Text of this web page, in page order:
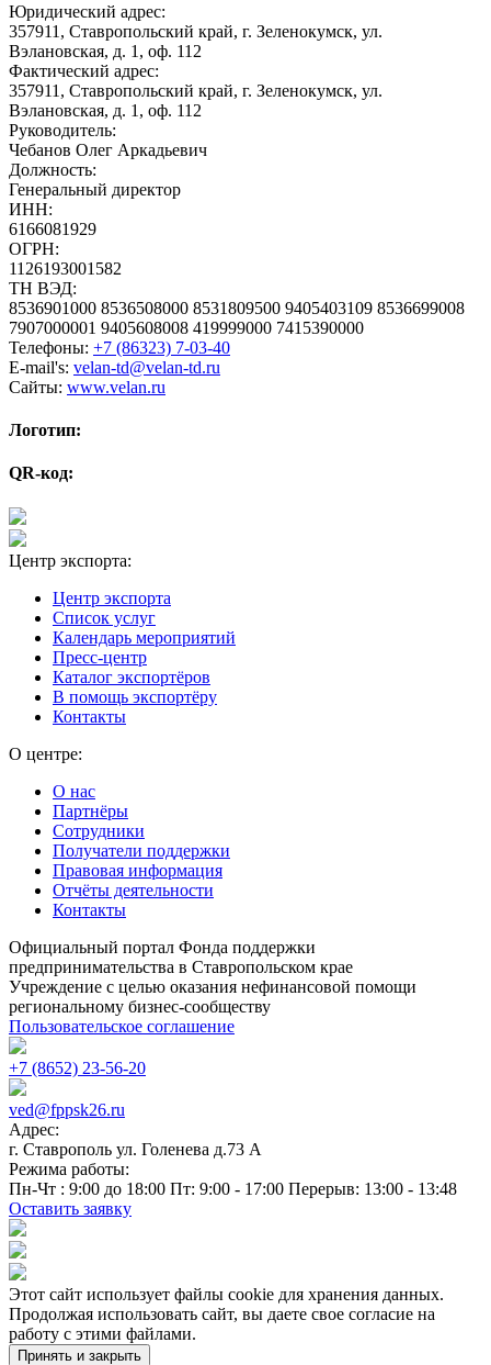
Юридический адрес:
357911, Ставропольский край, г. Зеленокумск, ул.
Вэлановская, д. 1, оф. 112
Фактический адрес:
357911, Ставропольский край, г. Зеленокумск, ул.
Вэлановская, д. 1, оф. 112
Руководитель:
Чебанов Олег Аркадьевич
Должность:
Генеральный директор
ИНН:
6166081929
ОГРН:
1126193001582
ТН ВЭД:
8536901000 8536508000 8531809500 9405403109 8536699008
7907000001 9405608008 419999000 7415390000
Телефоны: +7 (86323) 7-03-40
E-mail's: velan-td@velan-td.ru
Сайты: www.velan.ru
Логотип:
QR-код:
Центр экспорта:
Центр экспорта
Список услуг
Календарь мероприятий
Пресс-центр
Каталог экспортёров
В помощь экспортёру
Контакты
О центре:
О нас
Партнёры
Сотрудники
Получатели поддержки
Правовая информация
Отчёты деятельности
Контакты
Официальный портал Фонда поддержки
предпринимательства в Ставропольском крае
Учреждение с целью оказания нефинансовой помощи
региональному бизнес-сообществу
Пользовательское соглашение
+7 (8652) 23-56-20
ved@fppsk26.ru
Адрес:
г. Ставрополь ул. Голенева д.73 A
Режима работы:
Пн-Чт : 9:00 до 18:00 Пт: 9:00 - 17:00 Перерыв: 13:00 - 13:48
Оставить заявку
Этот сайт использует файлы cookie для хранения данных.
Продолжая использовать сайт, вы даете свое согласие на
работу с этими файлами.
Принять и закрыть